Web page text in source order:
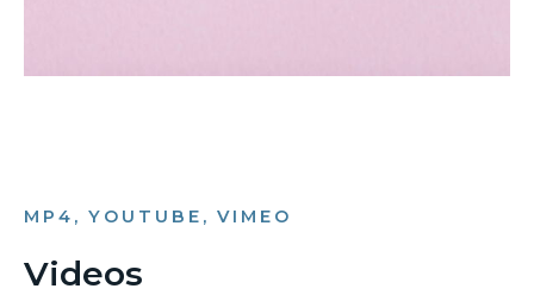
MP4, YOUTUBE, VIMEO
Videos